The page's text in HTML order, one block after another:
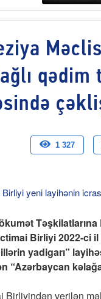
Paytaxta
"Xoş
pul varsa.”
1 327
Birliyi 2022-
yadigarı”
“Azərbaycan
Birliyindən verilən